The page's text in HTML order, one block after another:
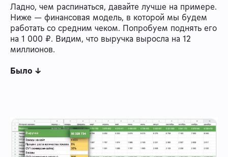
Ладно, чем распинаться, давайте лучше на примере.
Ниже — финансовая модель, в которой мы будем
работать со средним чеком. Попробуем поднять его
на 1 000 ₽. Видим, что выручка выросла на 12
миллионов.
Было ↓